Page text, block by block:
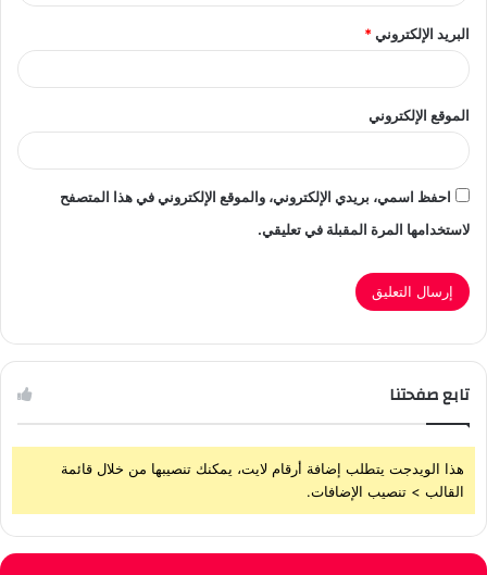
البريد الإلكتروني*
الموقع الإلكتروني
احفظ اسمي، بريدي الإلكتروني، والموقع الإلكتروني في هذا المتصفح
لاستخدامها المرة المقبلة في تعليقي.
تابع صفحتنا
هذا الويدجت يتطلب إضافة أرقام لايت، يمكنك تنصيبها من خلال قائمة
القالب > تنصيب الإضافات.